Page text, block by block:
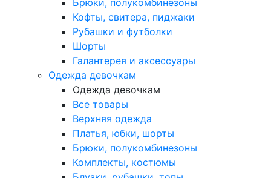
Кофты, свитера, пиджаки
Рубашки и футболки
Шорты
Галантерея и аксессуары
Одежда девочкам
Одежда девочкам
Все товары
Верхняя одежда
Платья, юбки, шорты
Брюки, полукомбинезоны
Комплекты, костюмы